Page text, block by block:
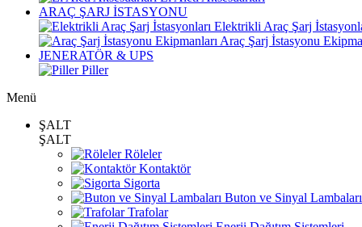
ARAÇ ŞARJ İSTASYONU
Elektrikli Araç Şarj
Araç Şarj İstasyonu
JENERATÖR & UPS
Piller
Menü
ŞALT
ŞALT
Röleler
Kontaktör
Sigorta
Buton ve Sinyal Lambaları
Trafolar